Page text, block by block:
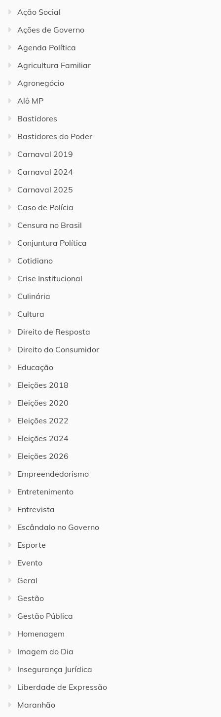
Ação Social
Ações de Governo
Agenda Política
Agricultura Familiar
Agronegócio
Alô MP
Bastidores
Bastidores do Poder
Carnaval 2019
Carnaval 2024
Carnaval 2025
Caso de Polícia
Censura no Brasil
Conjuntura Política
Cotidiano
Crise Institucional
Culinária
Cultura
Direito de Resposta
Direito do Consumidor
Educação
Eleições 2018
Eleições 2020
Eleições 2022
Eleições 2024
Eleições 2026
Empreendedorismo
Entretenimento
Entrevista
Escândalo no Governo
Esporte
Evento
Geral
Gestão
Gestão Pública
Homenagem
Imagem do Dia
Insegurança Jurídica
Liberdade de Expressão
Maranhão